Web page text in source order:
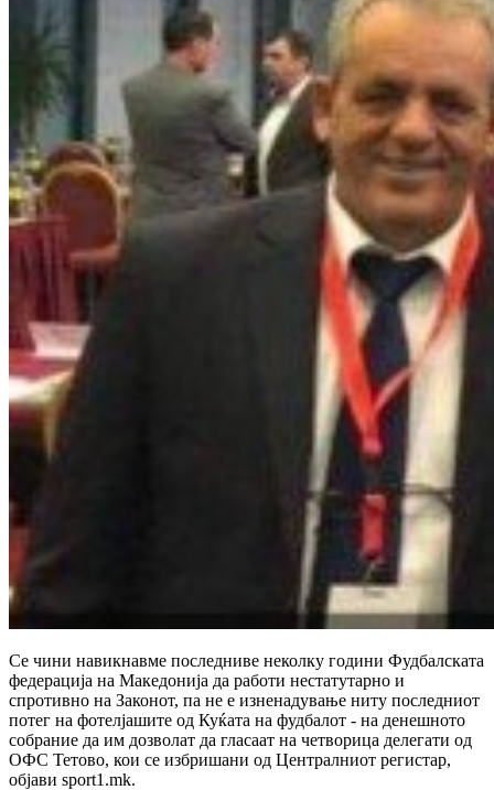
Се чини навикнавме последниве неколку години Фудбалската
федерација на Македонија да работи нестатутарно и
спротивно на Законот, па не е изненадување ниту последниот
потег на фотелјашите од Куќата на фудбалот - на денешното
собрание да им дозволат да гласаат на четворица делегати од
ОФС Тетово, кои се избришани од Централниот регистар,
објави sport1.mk.